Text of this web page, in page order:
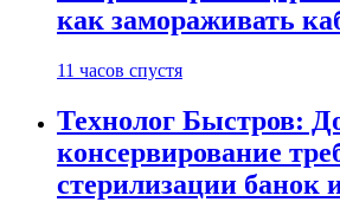
как замораживать
11 часов спустя
Технолог Быстров:
консервирование
стерилизации банок